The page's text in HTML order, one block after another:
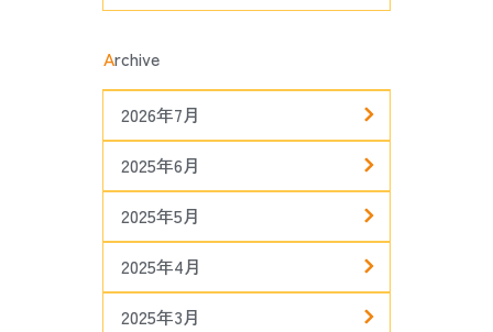
Archive
2026年7月
2025年6月
2025年5月
2025年4月
2025年3月